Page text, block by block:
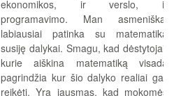
ekonomikos, ir verslo, ir
programavimo. Man asmeniškai
labiausiai patinka su matematika
susiję dalykai. Smagu, kad dėstytojai,
kurie aiškina matematiką visada
pagrindžia kur šio dalyko realiai gali
reikėti. Yra jausmas, kad mokomės